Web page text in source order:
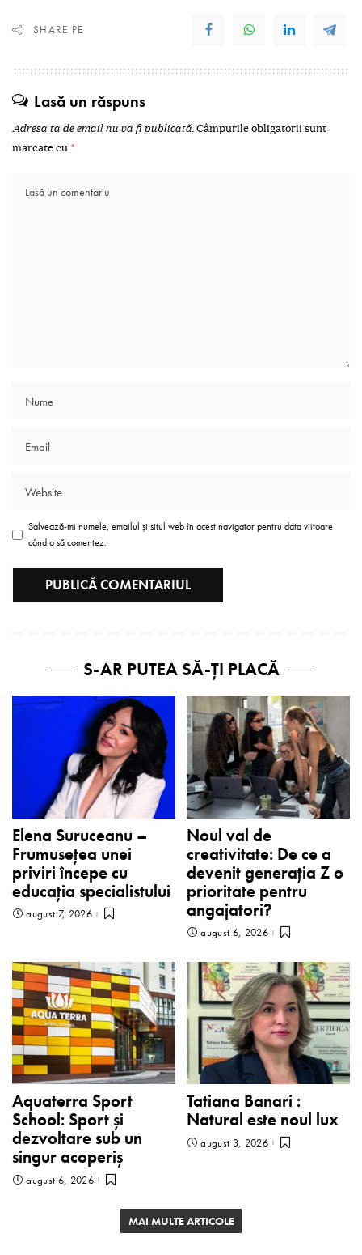
SHARE PE
Lasă un răspuns
Adresa ta de email nu va fi publicată.Câmpurile obligatorii sunt
marcate cu *
Salvează-mi numele, emailul și situl web în acest navigator pentru data viitoare
când o să comentez.
S-AR PUTEA SĂ-ȚI PLACĂ
Elena Suruceanu –
Frumusețea unei
priviri începe cu
educația specialistului
august 7, 2026
Noul val de
creativitate: De ce a
devenit generația Z o
prioritate pentru
angajatori?
august 6, 2026
Aquaterra Sport
School: Sport și
dezvoltare sub un
singur acoperiș
august 6, 2026
Tatiana Banari :
Natural este noul lux
august 3, 2026
MAI MULTE ARTICOLE